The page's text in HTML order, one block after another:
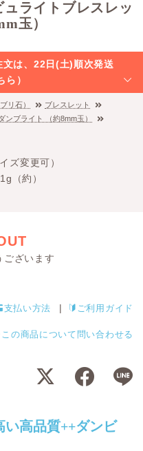
ライトブレスレッ
玉）
は、22日(土)順次発送
）
リ石）
ブレスレット
ブライト （約8mm玉）
ズ変更可）
（約）
ございます
支払い方法 ご利用ガイド
この商品について問い合わせる
高品質++ダンビ